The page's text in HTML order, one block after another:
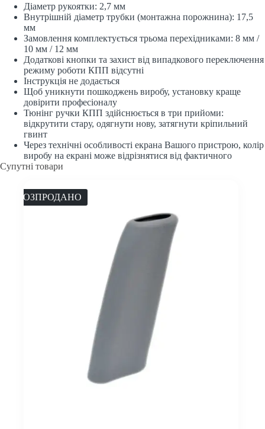
Діаметр рукоятки: 2,7 мм
Внутрішній діаметр трубки (монтажна порожнина): 17,5
мм
Замовлення комплектується трьома перехідниками: 8 мм /
10 мм / 12 мм
Додаткові кнопки та захист від випадкового переключення
режиму роботи КПП відсутні
Інструкція не додається
Щоб уникнути пошкоджень виробу, установку краще
довірити професіоналу
Тюнінг ручки КПП здійснюється в три прийоми:
відкрутити стару, одягнути нову, затягнути кріпильний
гвинт
Через технічні особливості екрана Вашого пристрою, колір
виробу на екрані може відрізнятися від фактичного
Супутні товари
РОЗПРОДАНО